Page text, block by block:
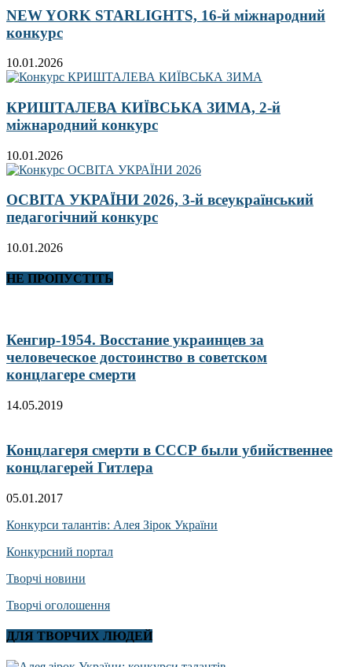
NEW YORK STARLIGHTS, 16-й міжнародний
конкурс
10.01.2026
КРИШТАЛЕВА КИЇВСЬКА ЗИМА, 2-й
міжнародний конкурс
10.01.2026
ОСВІТА УКРАЇНИ 2026, 3-й всеукраїнський
педагогічний конкурс
10.01.2026
НЕ ПРОПУСТІТЬ
Кенгир-1954. Восстание украинцев за
человеческое достоинство в советском
концлагере смерти
14.05.2019
Концлагеря смерти в СССР были убийственнее
концлагерей Гитлера
05.01.2017
Конкурси талантів: Алея Зірок України
Конкурсний портал
Творчі новини
Творчі оголошення
ДЛЯ ТВОРЧИХ ЛЮДЕЙ